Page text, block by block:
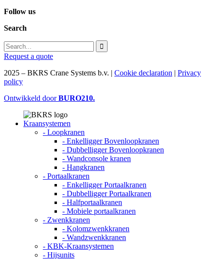
Follow us
Search
Request a quote
2025 – BKRS Crane Systems b.v. | Cookie declaration | Privacy
policy
Ontwikkeld doorBURO210.
Kraansystemen
- Loopkranen
- Enkelligger Bovenloopkranen
- Dubbelligger Bovenloopkranen
- Wandconsole kranen
- Hangkranen
- Portaalkranen
- Enkelligger Portaalkranen
- Dubbelligger Portaalkranen
- Halfportaalkranen
- Mobiele portaalkranen
- Zwenkkranen
- Kolomzwenkkranen
- Wandzwenkkranen
- KBK-Kraansystemen
- Hijsunits